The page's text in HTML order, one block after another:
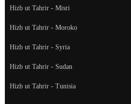
Hizb ut Tahrir - Misri
Hizb ut Tahrir - Moroko
Hizb ut Tahrir - Syria
Hizb ut Tahrir - Sudan
Hizb ut Tahrir - Tunisia